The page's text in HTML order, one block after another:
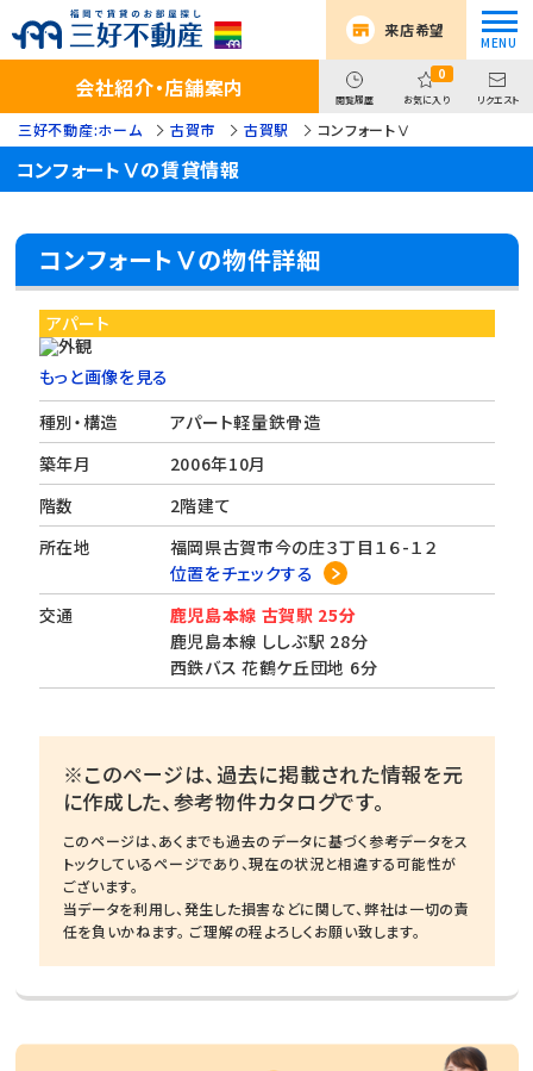
来店希望
会社紹介・店舗案内 閲覧履歴
0
お気に入り リクエスト
三好不動産:ホーム 古賀市 古賀駅 コンフォートⅤ
コンフォートⅤの賃貸情報
コンフォートⅤの物件詳細
アパート
もっと画像を見る
種別・構造
アパート軽量鉄骨造
築年月
2006年10月
階数
2階建て
所在地
福岡県古賀市今の庄３丁目１６-１２
位置をチェックする
交通
鹿児島本線 古賀駅 25分
鹿児島本線 ししぶ駅 28分
西鉄バス 花鶴ケ丘団地 6分
※このページは、過去に掲載された情報を元
に作成した、参考物件カタログです。
このページは、あくまでも過去のデータに基づく参考データをス
トックしているページであり、現在の状況と相違する可能性が
ございます。
当データを利用し、発生した損害などに関して、弊社は一切の責
任を負いかねます。 ご理解の程よろしくお願い致します。